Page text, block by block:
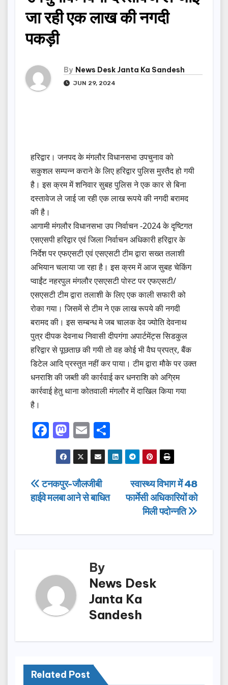
जा रही एक लाख की नगदी
पकड़ी
By News Desk Janta Ka Sandesh
JUN 29, 2024
हरिद्वार। जनपद के मंगलौर विधानसभा उपचुनाव को
सकुशल सम्पन्न कराने के लिए हरिद्वार पुलिस मुस्तैद हो गयी
है। इस क्रम में शनिवार सुबह पुलिस ने एक कार से बिना
दस्तावेज ले जाई जा रही एक लाख रूपये की नगदी बरामद
की है।
आगामी मंगलौर विधानसभा उप निर्वाचन -2024 के दृष्टिगत
एसएसपी हरिद्वार एवं जिला निर्वाचन अधिकारी हरिद्वार के
निर्देश पर एफएसटी एवं एसएसटी टीम द्वारा सख्त तलाशी
अभियान चलाया जा रहा है। इस क्रम में आज सुबह चेकिंग
प्वाईंट नहरपुल मंगलौर एसएसटी पोस्ट पर एफएसटी/
एसएसटी टीम द्वारा तलाशी के लिए एक काली सफारी को
रोका गया। जिसमें से टीम ने एक लाख रूपये की नगदी
बरामद की। इस सम्बन्ध मे जब चालक देव ज्योति देवनाथ
पुत्र दीपक देवनाथ निवासी दीपगंगा अपार्टमेंट्स सिडकुल
हरिद्वार से पूछताछ की गयी तो वह कोई भी वैघ प्रपत्र, बैंक
डिटेल आदि प्रस्तुत नहीं कर पाया। टीम द्वारा मौके पर उक्त
धनराशि की जब्ती की कार्रवाई कर धनराशि को अग्रिम
कार्रवाई हेतु थाना कोतवाली मंगलौर में दाखिल किया गया
है।
F
a
c
e
b
M
a
st
o
d
E
m
ail
h
ar
Post
navigation
स्वास्थ्य विभाग में 48
फार्मेसी अधिकारियों को
मिली पदोन्नति
टनकपुर-जौलजीबी
हाईवे मलबा आने से बाधित
By
News Desk
Janta Ka
Sandesh
Related Post